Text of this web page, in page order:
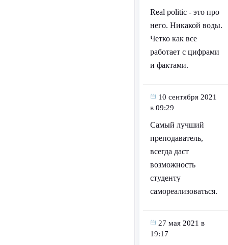
Real politic - это про
него. Никакой воды.
Четко как все
работает с цифрами
и фактами.
10 сентября 2021
в 09:29
Самый лучший
преподаватель,
всегда даст
возможность
студенту
самореализоваться.
27 мая 2021 в
19:17